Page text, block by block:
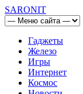
SARONIT
Гаджеты
Железо
Игры
Интернет
Космос